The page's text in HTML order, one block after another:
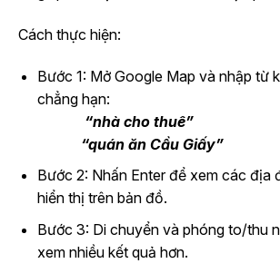
Cách thực hiện:
Bước 1: Mở Google Map và nhập từ
chẳng hạn:
“nhà cho thuê”
“quán ăn Cầu Giấy”
Bước 2: Nhấn Enter để xem các địa
hiển thị trên bản đồ.
Bước 3: Di chuyển và phóng to/thu
xem nhiều kết quả hơn.